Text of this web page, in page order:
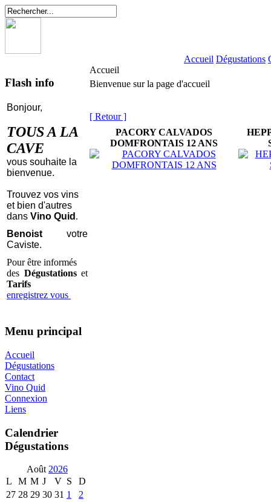
Accueil Dégustations
Flash info
Bonjour,
TOUS A LA
CAVE
vous souhaite la
bienvenue.
Trouvez vos vins
et bien d'autres
dans Vino Quid .
Benoistvotre
Caviste.
Pour être informés
des Dégustationset
Tarifs
enregistrez vous
Menu principal
Accueil
Dégustations
Contact
Vino Quid
Connexion
Liens
Calendrier
Dégustations
Août 2026
L
M M J V S
D
27 28 29 30 31 1
2
Accueil
Bienvenue sur la page d'accueil
[ Retour ]
PACORY CALVADOS
DOMFRONTAIS 12 ANS